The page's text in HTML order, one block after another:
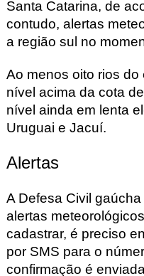
Santa Catarina, de
contudo, alertas
a região sul no
Ao menos oito rios
nível acima da cota
nível ainda em lenta
Uruguai e Jacuí.
Alertas
A Defesa Civil
alertas
cadastrar, é preciso
por SMS para o
confirmação é